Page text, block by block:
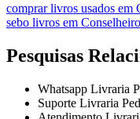
comprar livros usados em
sebo livros em
Pesquisas
Whatsapp Livraria
Suporte Livraria